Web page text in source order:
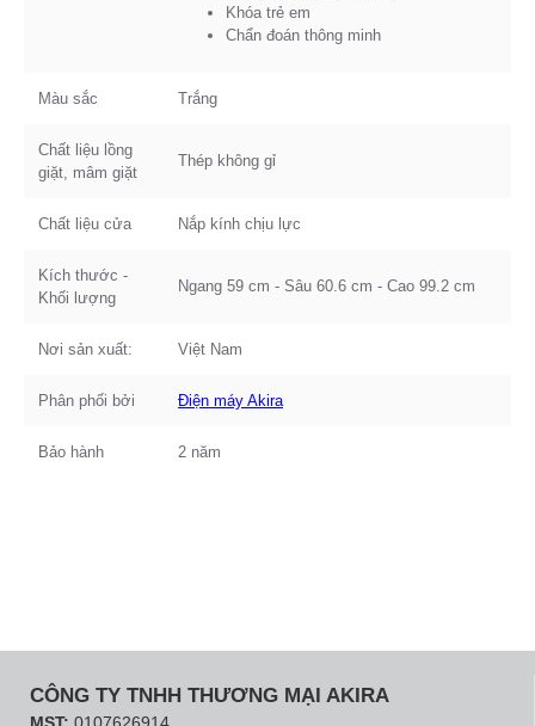
Khóa trẻ em
Chẩn đoán thông minh
Màu sắc Trắng
Chất liệu lồng
giặt, mâm giặt
Thép không gỉ
Chất liệu cửa Nắp kính chịu lực
Kích thước -
Khối lượng
Ngang 59 cm - Sâu 60.6 cm - Cao 99.2 cm
Nơi sản xuất: Việt Nam
Phân phối bởi Điện máy Akira
Bảo hành 2 năm
CÔNG TY TNHH THƯƠNG MẠI AKIRA